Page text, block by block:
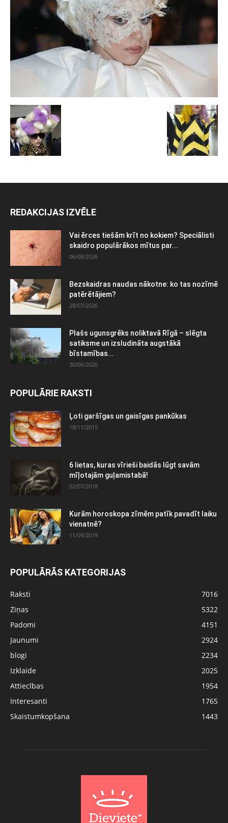
REDAKCIJAS IZVĒLE
Vai ērces tiešām krīt no kokiem? Speciālisti
skaidro populārākos mītus par...
06/08/2026
Bezskaidras naudas nākotne: ko tas nozīmē
patērētājiem?
28/07/2026
Plašs ugunsgrēks noliktavā Rīgā – slēgta
satiksme un izsludināta augstākā
bīstamības...
30/06/2026
POPULĀRIE RAKSTI
Ļoti garšīgas un gaisīgas pankūkas
18/11/2015
6 lietas, kuras vīrieši baidās lūgt savām
mīļotajām guļamistabā!
02/07/2018
Kurām horoskopa zīmēm patīk pavadīt laiku
vienatnē?
11/09/2019
POPULĀRĀS KATEGORIJAS
Raksti
7016
Ziņas
5322
Padomi
4151
Jaunumi
2924
blogi
2234
Izklaide
2025
Attiecības
1954
Interesanti
1765
Skaistumkopšana
1443